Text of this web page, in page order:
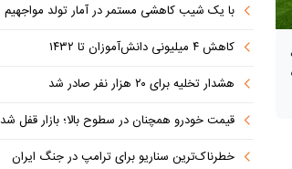
با یک شیب کاهشی مستمر در آمار تولد مواجهیم
کاهش ۴ میلیونی دانش‌آموزان تا ۱۴۳۲
هشدار تخلیه برای ۲۰ هزار نفر صادر شد
قیمت خودرو همچنان در سطوح بالا؛ بازار قفل شد
خطرناک‌ترین سناریو برای ترامپ در جنگ ایران